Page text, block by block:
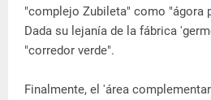
"complejo Zubileta" como "ágora
Dada su lejanía de la fábrica
"corredor verde".
Finalmente, el 'área